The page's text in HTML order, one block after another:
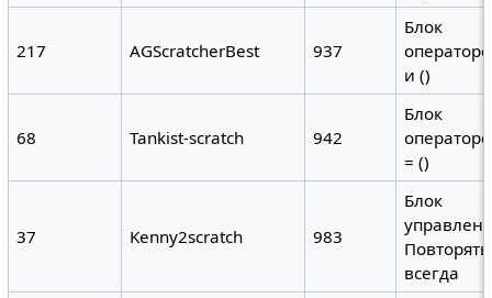
217 AGScratcherBest 937
Блок
и ()
68 Tankist-scratch 942
Блок
= ()
37 Kenny2scratch 983
Блок
Повторять
всегда